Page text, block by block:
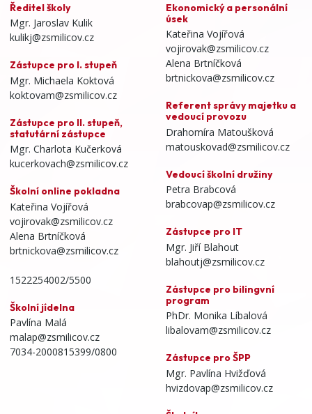
Ředitel školy
Mgr. Jaroslav Kulik
kulikj@zsmilicov.cz
Zástupce pro I. stupeň
Mgr. Michaela Koktová
koktovam@zsmilicov.cz
Zástupce pro II. stupeň,
statutární zástupce
Mgr. Charlota Kučerková
kucerkovach@zsmilicov.cz
Školní online pokladna
Kateřina Vojířová
vojirovak@zsmilicov.cz
Alena Brtníčková
brtnickova@zsmilicov.cz
1522254002/5500
Školní jídelna
Pavlína Malá
malap@zsmilicov.cz
7034-2000815399/0800
Ekonomický a personální
úsek
Kateřina Vojířová
vojirovak@zsmilicov.cz
Alena Brtníčková
brtnickova@zsmilicov.cz
Referent správy majetku a
vedoucí provozu
Drahomíra Matoušková
matouskovad@zsmilicov.cz
Vedoucí školní družiny
Petra Brabcová
brabcovap@zsmilicov.cz
Zástupce pro IT
Mgr. Jiří Blahout
blahoutj@zsmilicov.cz
Zástupce pro bilingvní
program
PhDr. Monika Líbalová
libalovam@zsmilicov.cz
Zástupce pro ŠPP
Mgr. Pavlína Hvižďová
hvizdovap@zsmilicov.cz